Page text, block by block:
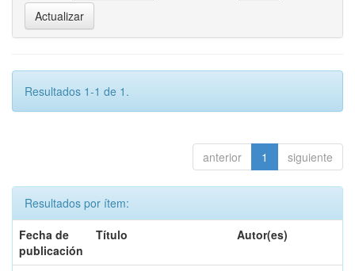
Resultados 1-1 de 1.
anterior 1 siguiente
Resultados por ítem:
Fecha de
publicación
Título Autor(es)